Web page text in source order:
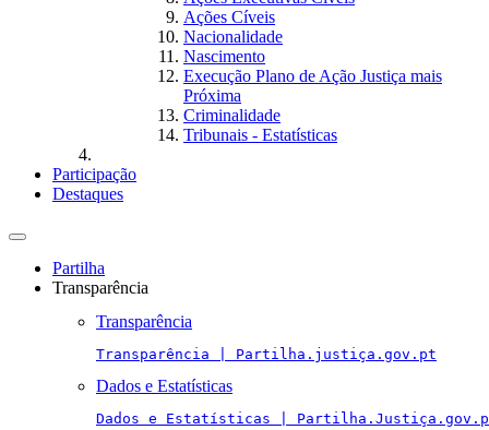
Ações Cíveis
Nacionalidade
Nascimento
Execução Plano de Ação Justiça mais
Próxima
Criminalidade
Tribunais - Estatísticas
Participação
Destaques
Toggle
navigationPartilha
Transparência
Transparência
Transparência | Partilha.justiça.gov.pt
Dados e Estatísticas
Dados e Estatísticas |